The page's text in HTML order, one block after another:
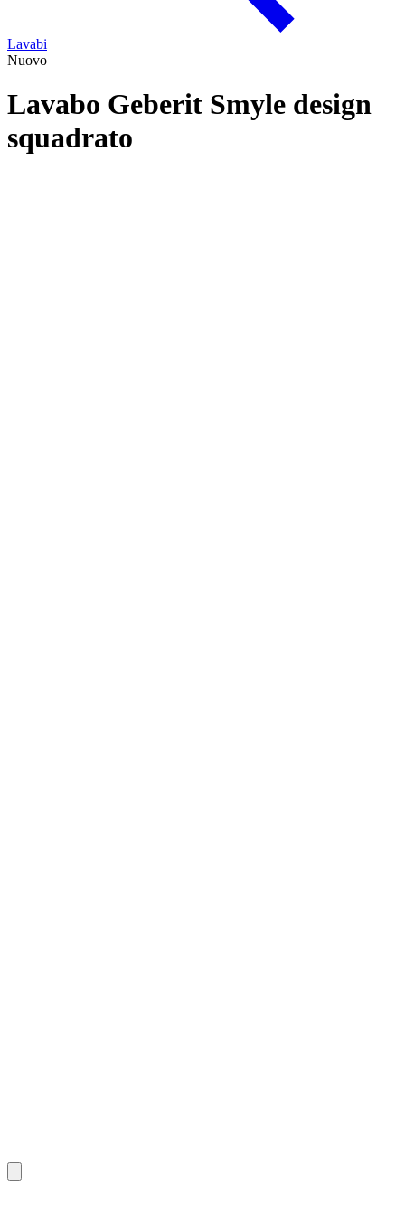
Lavabi
Nuovo
Lavabo Geberit Smyle design
squadrato